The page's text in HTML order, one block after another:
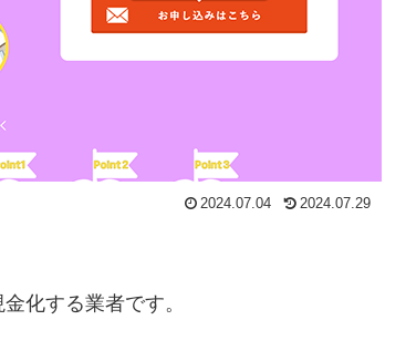
2024.07.04 2024.07.29
化する業者です。